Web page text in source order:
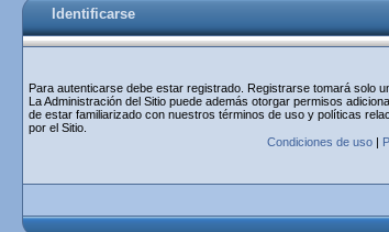
Identificarse
Para autenticarse debe estar registrado. Registrarse tomará solo
La Administración del Sitio puede además otorgar permisos
de estar familiarizado con nuestros términos de uso y políticas
por el Sitio.
Condiciones de uso|